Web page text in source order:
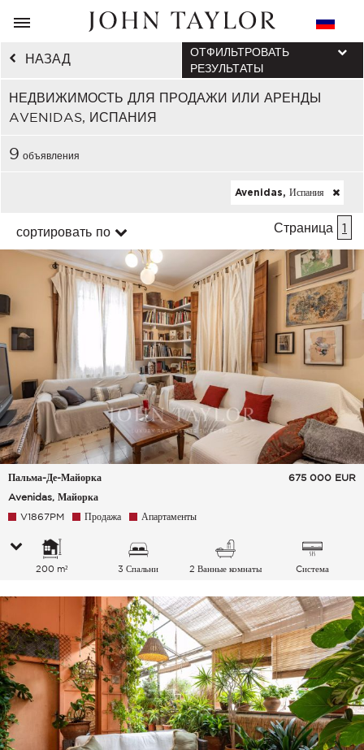
НАЗАД
НЕДВИЖИМОСТЬ ДЛЯ ПРОДАЖИ ИЛИ АРЕНДЫ
AVENIDAS, ИСПАНИЯ
ОТФИЛЬТРОВАТЬ
РЕЗУЛЬТАТЫ
9 объявления
Avenidas, Испания
сортировать по Страница 1
Пальма-Де-Майорка
Avenidas, Майорка
675 000 EUR
V1867PM Продажа Апартаменты
200 m² 3 Спальни 2 Ванные комнаты
Cистема
воздуха